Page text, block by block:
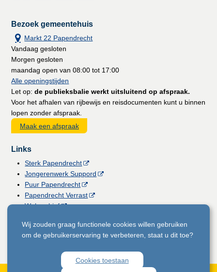
Wij zouden graag functionele cookies willen gebruiken
om de gebruikerservaring te verbeteren, staat u dit toe?
Cookies toestaan
Bezoek gemeentehuis
Markt 22 Papendrecht
Vandaag gesloten
Morgen gesloten
maandag open van 08:00 tot 17:00
Alle openingstijden
Let op:de publieksbalie werkt uitsluitend op afspraak.
Voor het afhalen van rijbewijs en reisdocumenten kunt u binnen
lopen zonder afspraak.
Maak een afspraak
Links
Sterk Papendrecht
Jongerenwerk Suppord
Puur Papendrecht
Papendrecht Verrast
Webarchief
Gemeentemagazine
Licht voor Papendrecht